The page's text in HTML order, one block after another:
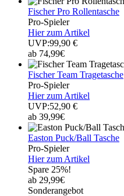
Fischer Pro Rollentasche
Pro-Spieler
Hier zum Artikel
UVP:99,90 €
ab 74,99€
Fischer Team Tragetasche
Pro-Spieler
Hier zum Artikel
UVP:52,90 €
ab 39,99€
Easton Puck/Ball Tasche
Pro-Spieler
Hier zum Artikel
Spare 25%!
ab 29,99€
Sonderangebot